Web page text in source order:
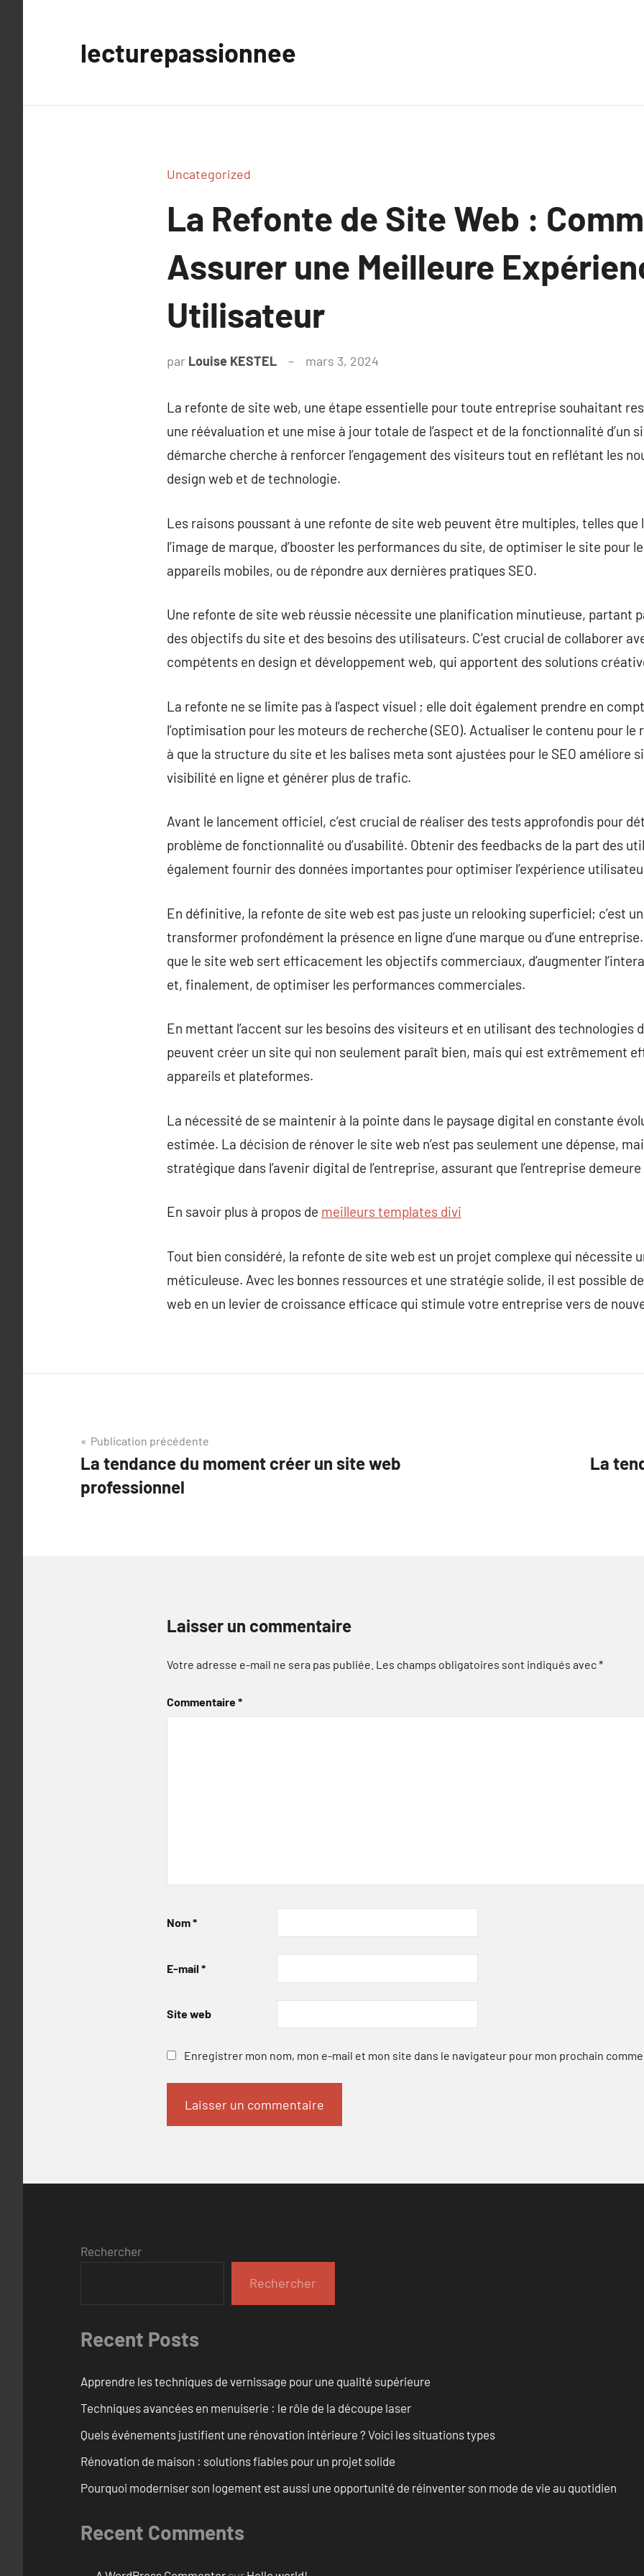
lecturepassionnee
Uncategorized
La Refonte de Site Web :
Assurer une Meilleure
Utilisateur
par Louise KESTEL mars 3, 2024
La refonte de site web, une étape essentielle pour toute entreprise souhaitant
une réévaluation et une mise à jour totale de l’aspect et de la fonctionnalité d’un
démarche cherche à renforcer l’engagement des visiteurs tout en reflétant les
design web et de technologie.
Les raisons poussant à une refonte de site web peuvent être multiples, telles
l’image de marque, d’booster les performances du site, de optimiser le site pour
appareils mobiles, ou de répondre aux dernières pratiques SEO.
Une refonte de site web réussie nécessite une planification minutieuse, partant
des objectifs du site et des besoins des utilisateurs. C’est crucial de collaborer
compétents en design et développement web, qui apportent des solutions
La refonte ne se limite pas à l’aspect visuel ; elle doit également prendre en
l’optimisation pour les moteurs de recherche (SEO). Actualiser le contenu pour
à que la structure du site et les balises meta sont ajustées pour le SEO améliore
visibilité en ligne et générer plus de trafic.
Avant le lancement officiel, c’est crucial de réaliser des tests approfondis pour
problème de fonctionnalité ou d’usabilité. Obtenir des feedbacks de la part des
également fournir des données importantes pour optimiser l’expérience
En définitive, la refonte de site web est pas juste un relooking superficiel; c’est
transformer profondément la présence en ligne d’une marque ou d’une
que le site web sert efficacement les objectifs commerciaux, d’augmenter
et, finalement, de optimiser les performances commerciales.
En mettant l’accent sur les besoins des visiteurs et en utilisant des technologies
peuvent créer un site qui non seulement paraît bien, mais qui est extrêmement
appareils et plateformes.
La nécessité de se maintenir à la pointe dans le paysage digital en constante
estimée. La décision de rénover le site web n’est pas seulement une dépense,
stratégique dans l’avenir digital de l’entreprise, assurant que l’entreprise
En savoir plus à propos de meilleurs templates divi
Tout bien considéré, la refonte de site web est un projet complexe qui nécessite
méticuleuse. Avec les bonnes ressources et une stratégie solide, il est possible
web en un levier de croissance efficace qui stimule votre entreprise vers de
Navigation
de
l’article
Publication précédente
La tendance du moment créer un site web
professionnel
La
Laisser un commentaire
Votre adresse e-mail ne sera pas publiée. Les champs obligatoires sont indiqués avec*
Commentaire*
Nom*
E-mail *
Site web
Enregistrer mon nom, mon e-mail et mon site dans le navigateur pour mon prochain
Rechercher
Rechercher
Recent Posts
Apprendre les techniques de vernissage pour une qualité supérieure
Techniques avancées en menuiserie : le rôle de la découpe laser
Quels événements justifient une rénovation intérieure ? Voici les situations types
Rénovation de maison : solutions fiables pour un projet solide
Pourquoi moderniser son logement est aussi une opportunité de réinventer son mode de vie au quotidien
Recent Comments